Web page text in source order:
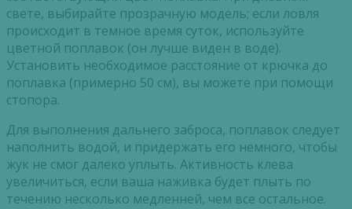
свете, выбирайте прозрачную модель; если ловля
происходит в темное время суток, используйте
цветной поплавок (он лучше виден в воде).
Установить необходимое расстояние от крючка до
поплавка (примерно 50 см), вы можете при помощи
стопора.
Для выполнения дальнего заброса, поплавок следует
наполнить водой, и придержать его немного, чтобы
жук не смог далеко уплыть. Активность клева
увеличиться, если ваша наживка будет плыть по
течению несколько медленней, чем все остальное.